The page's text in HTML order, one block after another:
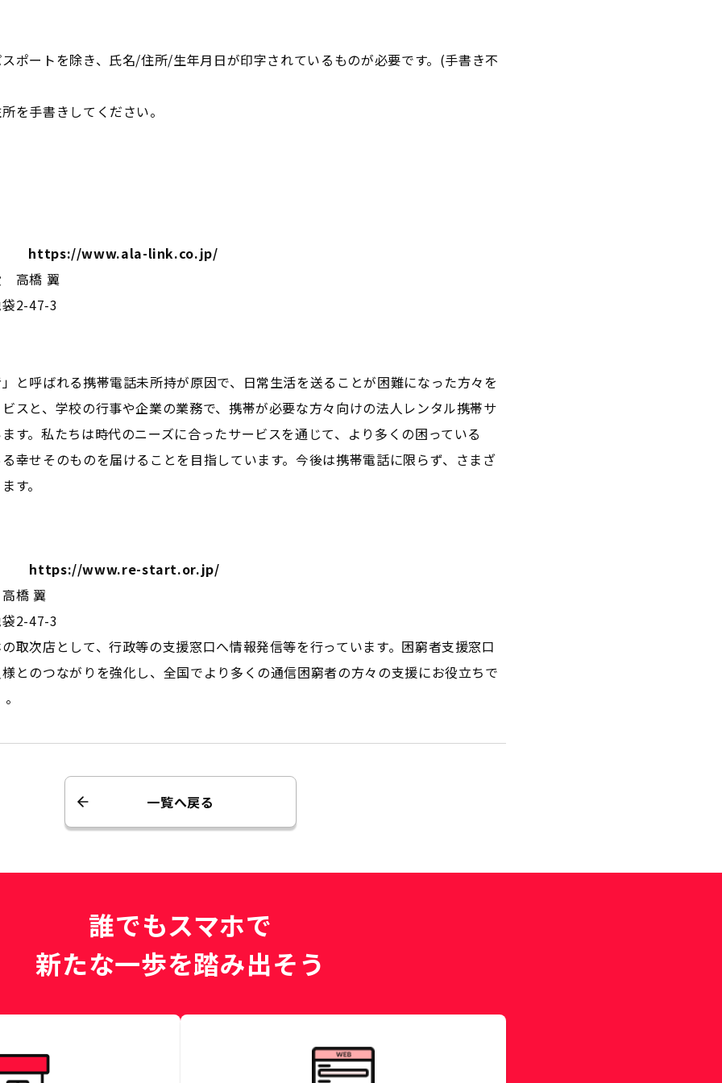
ポートを除き、氏名/住所/生年月日が印字されているものが必要です。(手書き不
を手書きしてください。
https://www.ala-link.co.jp/
高橋 翼
2-47-3
と呼ばれる携帯電話未所持が原因で、日常生活を送ることが困難になった方々を
スと、学校の行事や企業の業務で、携帯が必要な方々向けの法人レンタル携帯サ
す。私たちは時代のニーズに合ったサービスを通じて、より多くの困っている
幸せそのものを届けることを目指しています。今後は携帯電話に限らず、さまざ
す。
ト https://www.re-start.or.jp/
橋 翼
2-47-3
取次店として、行政等の支援窓口へ情報発信等を行っています。困窮者支援窓口
とのつながりを強化し、全国でより多くの通信困窮者の方々の支援にお役立ちで
一覧へ戻る
誰でもスマホで
新たな一歩を踏み出そう